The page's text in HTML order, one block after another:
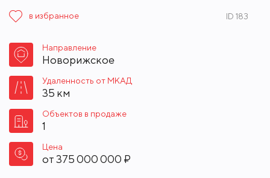
в избранное ID 183
Направление
Новорижское
Удаленность от МКАД
35 км
Объектов в продаже
1
Цена
от375 000 000 ₽